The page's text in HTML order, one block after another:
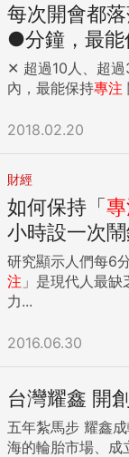
每次開會都
●分鐘，最能
✕ 超過10人、超
內，最能保持專注
2018.02.20
財經
如何保持「
小時設一次
研究顯示人們每6
注 」是現代人最
力...
2016.06.30
台灣耀鑫 開
五年紮馬步 耀鑫成輪胎市場黑馬 之所以敢於大步踏入已呈紅
海的輪胎市場、成